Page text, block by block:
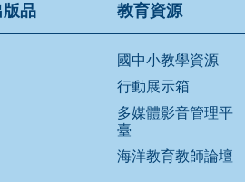
版品 教育資源
國中小教學資源
行動展示箱
多媒體影音管理平
臺
海洋教育教師論壇